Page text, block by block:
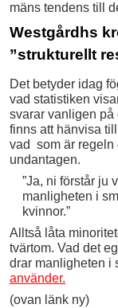
mäns tendens till
Westgårdhs
”strukturellt
Det betyder idag
vad statistiken
svarar vanligen på
finns att hänvisa
vad som är regeln
undantagen.
”Ja, ni förstår ju
manlig­heten i
kvinnor.”
Alltså låta
tvärtom. Vad det
drar manligheten i
använder.
(ovan länk ny)